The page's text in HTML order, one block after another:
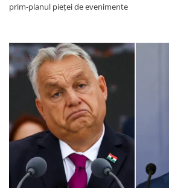
prim-planul pieței de evenimente